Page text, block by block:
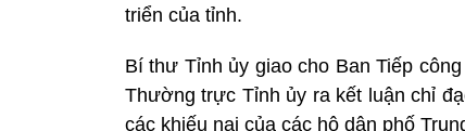
triển của tỉnh.
Bí thư Tỉnh ủy giao cho Ban Tiếp
Thường trực Tỉnh ủy ra kết luận chỉ
các khiếu nại của các hộ dân phố